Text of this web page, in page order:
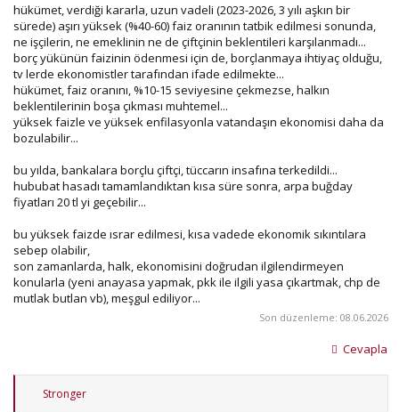
hükümet, verdiği kararla, uzun vadeli (2023-2026, 3 yılı aşkın bir
sürede) aşırı yüksek (%40-60) faiz oranının tatbik edilmesi sonunda,
ne işçilerin, ne emeklinin ne de çiftçinin beklentileri karşılanmadı...
borç yükünün faizinin ödenmesi için de, borçlanmaya ihtiyaç olduğu,
tv lerde ekonomistler tarafından ifade edilmekte...
hükümet, faiz oranını, %10-15 seviyesine çekmezse, halkın
beklentilerinin boşa çıkması muhtemel...
yüksek faizle ve yüksek enfilasyonla vatandaşın ekonomisi daha da
bozulabilir...
bu yılda, bankalara borçlu çiftçi, tüccarın insafına terkedildi...
hububat hasadı tamamlandıktan kısa süre sonra, arpa buğday
fiyatları 20 tl yi geçebilir...
bu yüksek faizde ısrar edilmesi, kısa vadede ekonomik sıkıntılara
sebep olabilir,
son zamanlarda, halk, ekonomisini doğrudan ilgilendirmeyen
konularla (yeni anayasa yapmak, pkk ile ilgili yasa çıkartmak, chp de
mutlak butlan vb), meşgul ediliyor...
Son düzenleme: 08.06.2026
Cevapla
T
Stronger